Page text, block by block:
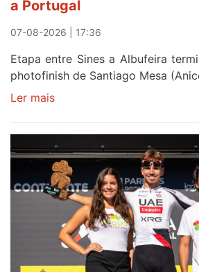
a Portugal
07-08-2026 | 17:36
Etapa entre Sines a Albufeira
photofinish de Santiago Mesa
Ler mais
Oliveira
é
sexto
e
continua
Camisola
Amarela
ao